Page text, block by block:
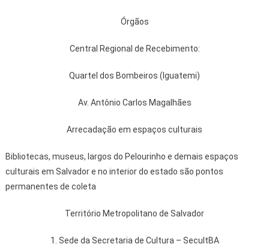
Órgãos
Central Regional de Recebimento:
Quartel dos Bombeiros (Iguatemi)
Av. Antônio Carlos Magalhães
Arrecadação em espaços culturais
Bibliotecas, museus, largos do Pelourinho e demais espaços
culturais em Salvador e no interior do estado são pontos
permanentes de coleta
Território Metropolitano de Salvador
1. Sede da Secretaria de Cultura – SecultBA